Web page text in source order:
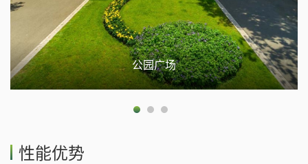
公园广场
性能优势